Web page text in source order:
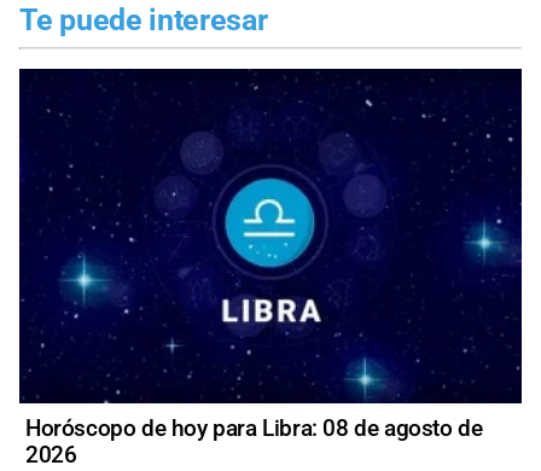
Te puede interesar
Horóscopo de hoy para Libra: 08 de agosto de
2026